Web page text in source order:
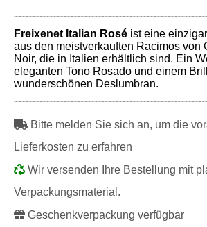
Freixenet Italian Rosé ist eine
aus den meistverkauften Racimos von
Noir, die in Italien erhältlich sind. Ein
eleganten Tono Rosado und einem
wunderschönen Deslumbran.
Bitte melden Sie sich an, um die
Lieferkosten zu erfahren
Wir versenden Ihre Bestellung mit
Verpackungsmaterial.
Geschenkverpackung verfügbar